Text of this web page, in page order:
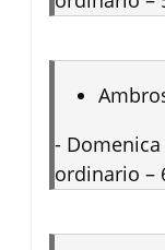
-
ordinario –